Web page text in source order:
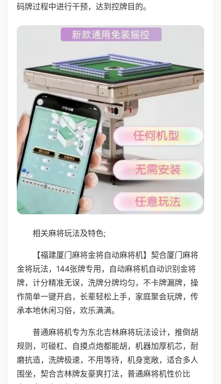
码牌过程中进行干预，达到控牌目的。
相关麻将玩法及特色;
【福建厦门麻将金将自动麻将机】契合厦门麻将
金将玩法，144张牌专用，自动麻将机自动识别金将
牌，计分精准无误，洗牌分牌均匀，不卡牌漏牌，操
作简单一键开启，长辈轻松上手，家庭聚会玩牌，传
承本地休闲习俗，欢乐满满。
普通麻将机专为东北吉林麻将玩法设计，推倒胡
规则，可碰杠、自摸点炮都能胡，机器加厚机芯，耐
磨抗造，洗牌极速，不用等待，机身宽敞，适合多人
围坐，契合吉林牌友豪爽打法，普通麻将机性价比